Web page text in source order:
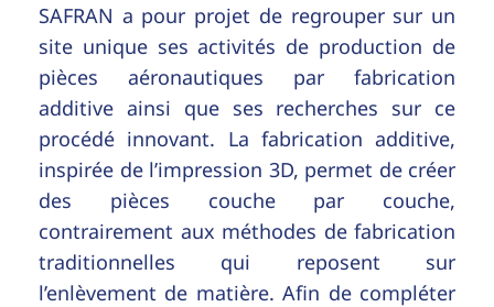
SAFRAN a pour projet de regrouper sur un
site unique ses activités de production de
pièces aéronautiques par fabrication
additive ainsi que ses recherches sur ce
procédé innovant. La fabrication additive,
inspirée de l’impression 3D, permet de créer
des pièces couche par couche,
contrairement aux méthodes de fabrication
traditionnelles qui reposent sur
l’enlèvement de matière. Afin de compléter